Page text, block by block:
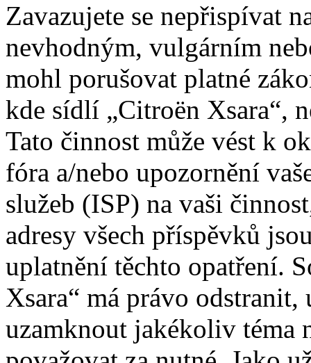
Zavazujete se nepřispívat
nevhodným, vulgárním
mohl porušovat platné
kde sídlí „Citroën Xsara“,
Tato činnost může vést k
fóra a/nebo upozornění
služeb (ISP) na vaši
adresy všech příspěvků
uplatnění těchto opatření.
Xsara“ má právo
uzamknout jakékoliv téma